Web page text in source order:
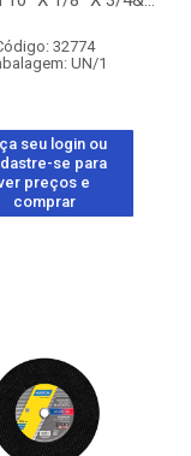
32774
UN/1
seu login ou
se para
preços e
comprar